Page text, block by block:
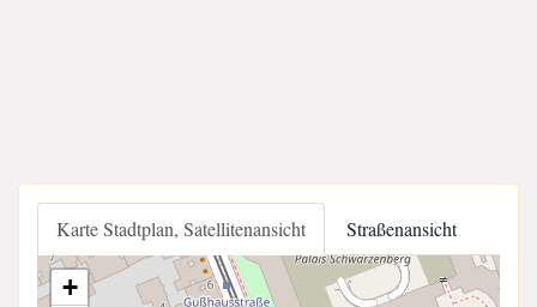
Karte Stadtplan, Satellitenansicht Straßenansicht
+